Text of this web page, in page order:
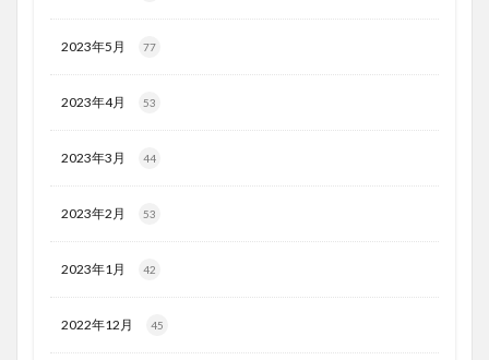
2023年5月 77
2023年4月 53
2023年3月 44
2023年2月 53
2023年1月 42
2022年12月 45